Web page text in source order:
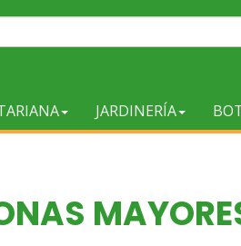
JARDINERÍA